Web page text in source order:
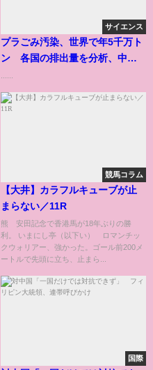
サイエンス
プラごみ汚染、世界で年5千万ト
ン 各国の排出量を分析、中国
競馬コラム
【大井】カラフルキューブが止
まらない／11R
熊 安田記念で香港馬が18年ぶりの勝
利。 いまにし亭（以下い） ロマンチッ
クウォリアー、強かった。ゴール前200メ
ートルで先頭に立ち、止まら...
国際